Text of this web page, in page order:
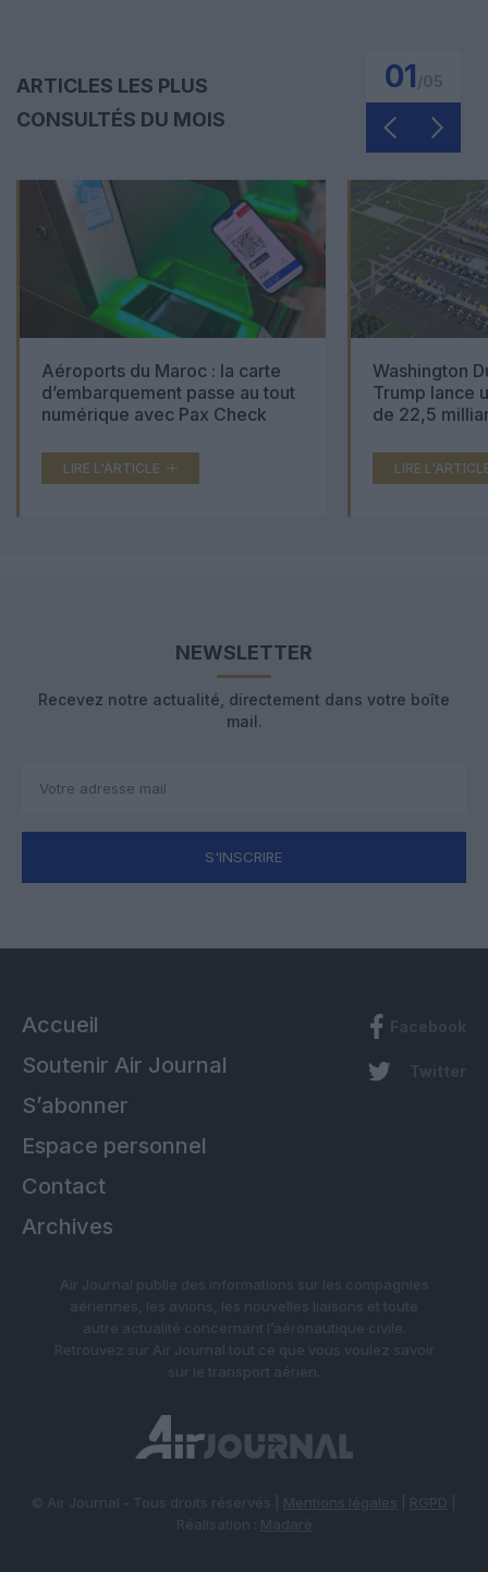
ARTICLES LES PLUS
CONSULTÉS DU MOIS
01
Aéroports du Maroc : la carte
d’embarquement passe au tout
numérique avec Pax Check
LIRE L'ARTICLE
Washington
Trump lance
de 22,5
LIRE
NEWSLETTER
Recevez notre actualité, directement dans votre boîte
mail.
S'INSCRIRE
Accueil
Soutenir Air Journal
S’abonner
Espace personnel
Contact
Archives